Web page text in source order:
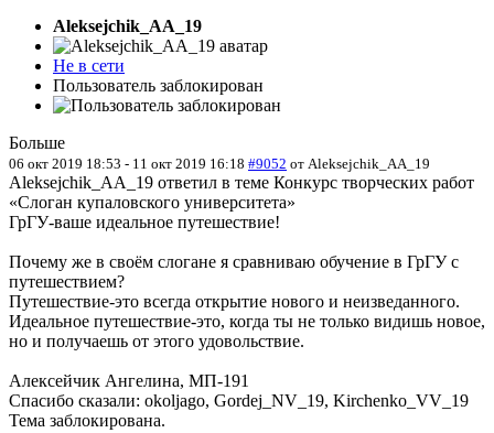
Aleksejchik_AA_19
Не в сети
Пользователь заблокирован
Больше
06 окт 2019 18:53 - 11 окт 2019 16:18 #9052 от Aleksejchik_AA_19
Aleksejchik_AA_19 ответил в теме Конкурс творческих работ
«Слоган купаловского университета»
ГрГУ-ваше идеальное путешествие!
Почему же в своём слогане я сравниваю обучение в ГрГУ с
путешествием?
Путешествие-это всегда открытие нового и неизведанного.
Идеальное путешествие-это, когда ты не только видишь новое,
но и получаешь от этого удовольствие.
Алексейчик Ангелина, МП-191
Спасибо сказали: okoljago, Gordej_NV_19, Kirchenko_VV_19
Тема заблокирована.